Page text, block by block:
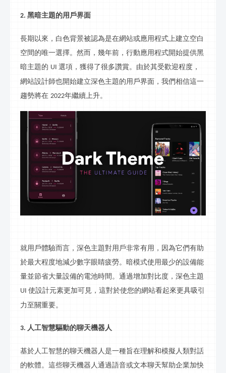
2. 黑暗主題的用戶界面
長期以來，白色背景被認為是在網站或應用程式上建立空白
空間的唯一選擇。然而，幾年前，行動應用程式開始提供黑
暗主題的 UI 選項，獲得了很多讚賞。由於其受歡迎程度，
網站設計師也開始建立深色主題的用戶界面，我們相信這一
趨勢將在 2022年繼續上升。
就用戶體驗而言，深色主題對用戶非常有用，因為它們有助
於最大程度地減少數字眼睛疲勞。暗模式使用最少的設備能
量並節省大量設備的電池時間。通過增加對比度，深色主題
UI 使設計元素更加可見，這對於使您的網站看起來更具吸引
力至關重要。
3. 人工智慧驅動的聊天機器人
基於人工智慧的聊天機器人是一種旨在理解和模擬人類對話
的軟體。這些聊天機器人通過語音或文本聊天幫助企業加快